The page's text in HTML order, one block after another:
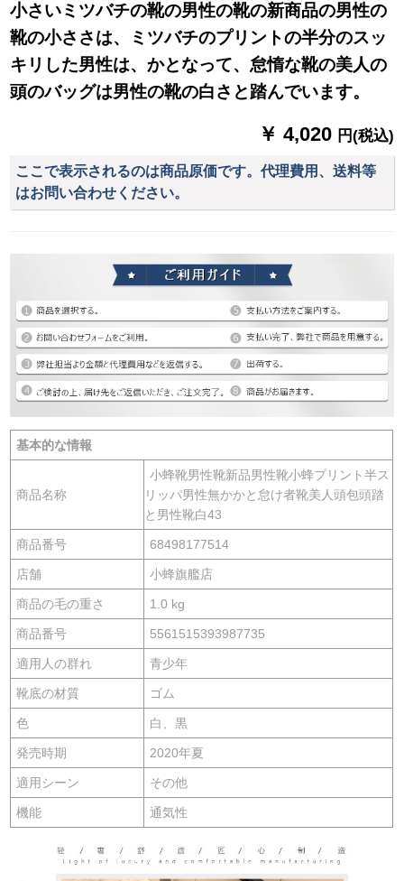
小さいミツバチの靴の男性の靴の新商品の男性の
靴の小ささは、ミツバチのプリントの半分のスッ
キリした男性は、かとなって、怠惰な靴の美人の
頭のバッグは男性の靴の白さと踏んでいます。
￥ 4,020 円(税込)
ここで表示されるのは商品原価です。代理費用、送料等
はお問い合わせください。
基本的な情報
商品名称
小蜂靴男性靴新品男性靴小蜂プリント半ス
リッパ男性無かかと怠け者靴美人頭包頭踏
と男性靴白43
商品番号 68498177514
店舗 小蜂旗艦店
商品の毛の重さ 1.0 kg
商品番号 5561515393987735
適用人の群れ 青少年
靴底の材質 ゴム
色 白、黒
発売時期 2020年夏
適用シーン その他
機能 通気性